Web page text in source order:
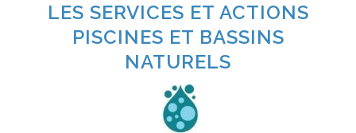
LES SERVICES ET ACTIONS
PISCINES ET BASSINS
NATURELS